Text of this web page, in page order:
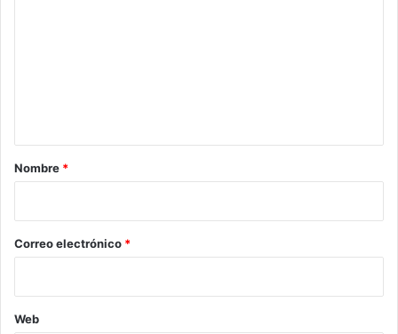
r
*
Nombre *
Correo electrónico *
Web